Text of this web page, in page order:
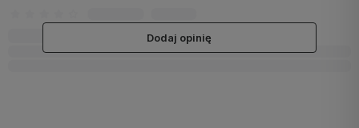
Dodaj opinię